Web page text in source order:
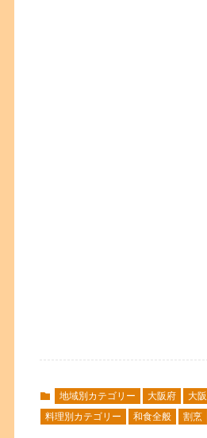
地域別カテゴリー 大阪府
大
料理別カテゴリー
和食全般 割烹